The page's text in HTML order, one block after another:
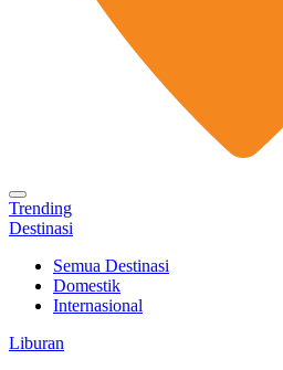
Trending
Destinasi
Semua Destinasi
Domestik
Internasional
Liburan